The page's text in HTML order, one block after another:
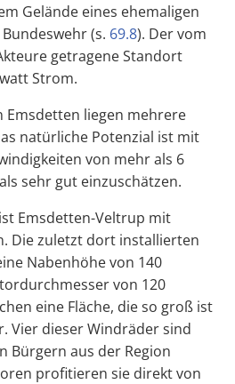
Gelände eines ehemaligen
(s. 69.8). Der vom
getragene Standort
Strom.
Emsdetten liegen mehrere
natürliche Potenzial ist mit
von mehr als 6
sehr gut einzuschätzen.
Emsdetten-Veltrup mit
Die zuletzt dort installierten
Nabenhöhe von 140
von 120
eine Fläche, die so groß ist
Vier dieser Windräder sind
Bürgern aus der Region
profitieren sie direkt von